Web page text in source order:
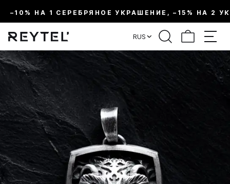
–10% НА 1 СЕРЕБРЯНОЕ УКРАШЕНИЕ, –15% НА 2
RUS